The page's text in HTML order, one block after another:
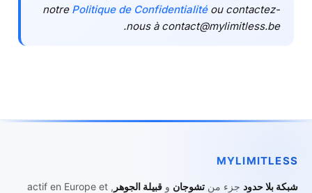
notre Politique de Confidentialitéou contactez-
nous à contact@mylimitless.be.
MYLIMITLESS
شبكة بلا حدود جزء من تشوجان و قبيلة الجوهر
, actif en Europe et